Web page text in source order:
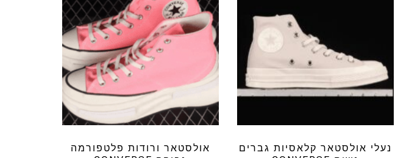
נעלי אולסטאר קלאסיות גברים
אולסטאר ורודות פלטפורמה